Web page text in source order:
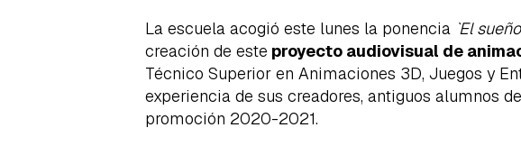
La escuela acogió este lunes la ponencia `El
creación de este proyecto audiovisual de
Técnico Superior en Animaciones 3D, Juegos y
experiencia de sus creadores, antiguos alumnos
promoción 2020-2021.